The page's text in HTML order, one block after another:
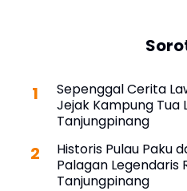
Sepenggal Cerita
Jejak Kampung Tua
Tanjungpinang
Historis Pulau Paku
Palagan Legendaris
Tanjungpinang